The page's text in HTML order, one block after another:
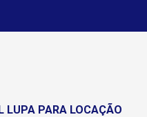
LUPA PARA LOCAÇÃO